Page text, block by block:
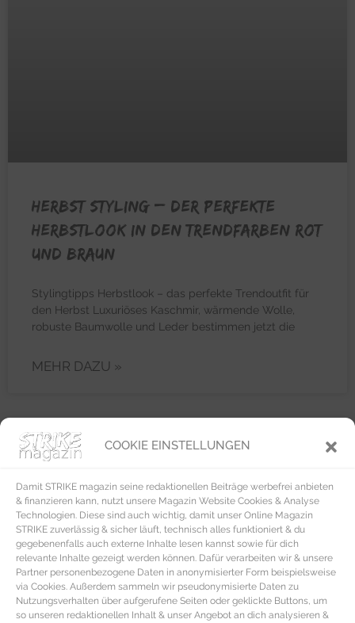
COOKIE EINSTELLUNGEN
Damit STRIKE magazin seine redaktionellen Beiträge werbefrei anbieten
& finanzieren kann, nutzt unsere Magazin Website Cookies & Analyse
Technologien. Diese sind auch wichtig, damit unser Online Magazin
STRIKE zuverlässig & sicher läuft, technisch alles funktioniert & du
gegebenenfalls auch externe Inhalte lesen kannst sowie für dich
relevante Inhalte gezeigt werden können. Dafür verarbeiten wir & unsere
Partner personenbezogene Daten in anonymisierter Form beispielsweise
via Cookies. Außerdem sammeln wir pseudonymisierte Daten zu
Nutzungsverhalten über aufgerufene Seiten oder geklickte Buttons, um
so unseren redaktionellen Inhalt & unser Angebot an dich analysieren &
HERBST STYLING – Der perfekte
Herbstlook in den Trendfarben Rot
und Braun
Stylingtipps Herbstlook – das perfekte Trendoutfit für
den Herbst Luxuriöses Kaschmir, wärmende Wolle,
robuste Baumwolle und Leder bestimmen jetzt die
MEHR DAZU »
WOHNEN & LEBEN